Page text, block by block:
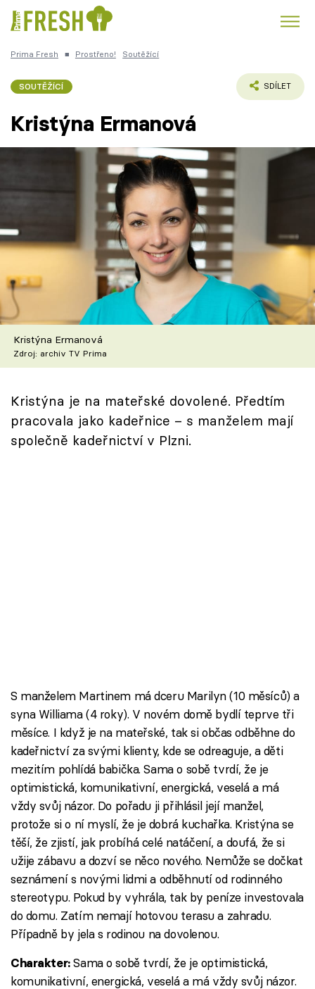
Česká kuchyně
Témata
TV Program
Škola vaření
Recepty z TV
Speciál: Cuketa
Těhotnej kuchař
Prima Fresh ■ Prostřeno! Soutěžící
SOUTĚŽÍCÍ SDÍLET
Kristýna Ermanová
Kristýna Ermanová
Zdroj: archiv TV Prima
Kristýna je na mateřské dovolené. Předtím
pracovala jako kadeřnice – s manželem mají
společně kadeřnictví v Plzni.
S manželem Martinem má dceru Marilyn (10 měsíců) a
syna Williama (4 roky). V novém domě bydlí teprve tři
měsíce. I když je na mateřské, tak si občas odběhne do
kadeřnictví za svými klienty, kde se odreaguje, a děti
mezitím pohlídá babička. Sama o sobě tvrdí, že je
optimistická, komunikativní, energická, veselá a má
vždy svůj názor. Do pořadu ji přihlásil její manžel,
protože si o ní myslí, že je dobrá kuchařka. Kristýna se
těší, že zjistí, jak probíhá celé natáčení, a doufá, že si
užije zábavu a dozví se něco nového. Nemůže se dočkat
seznámení s novými lidmi a odběhnutí od rodinného
stereotypu. Pokud by vyhrála, tak by peníze investovala
do domu. Zatím nemají hotovou terasu a zahradu.
Případně by jela s rodinou na dovolenou.
Charakter:Sama o sobě tvrdí, že je optimistická,
komunikativní, energická, veselá a má vždy svůj názor.